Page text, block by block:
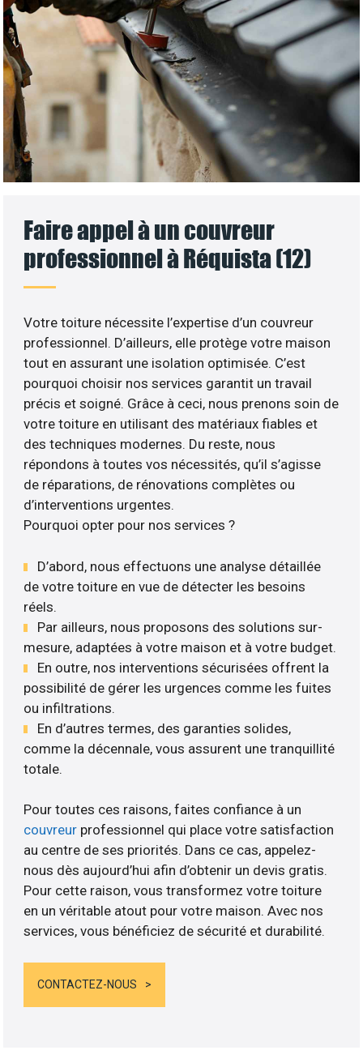
Faire appel à un couvreur
professionnel à Réquista (12)
Votre toiture nécessite l’expertise d’un couvreur
professionnel. D’ailleurs, elle protège votre maison
tout en assurant une isolation optimisée. C’est
pourquoi choisir nos services garantit un travail
précis et soigné. Grâce à ceci, nous prenons soin de
votre toiture en utilisant des matériaux fiables et
des techniques modernes. Du reste, nous
répondons à toutes vos nécessités, qu’il s’agisse
de réparations, de rénovations complètes ou
d’interventions urgentes.
Pourquoi opter pour nos services ?
D’abord, nous effectuons une analyse détaillée
de votre toiture en vue de détecter les besoins
réels.
Par ailleurs, nous proposons des solutions sur-
mesure, adaptées à votre maison et à votre budget.
En outre, nos interventions sécurisées offrent la
possibilité de gérer les urgences comme les fuites
ou infiltrations.
En d’autres termes, des garanties solides,
comme la décennale, vous assurent une tranquillité
totale.
Pour toutes ces raisons, faites confiance à un
couvreur professionnel qui place votre satisfaction
au centre de ses priorités. Dans ce cas, appelez-
nous dès aujourd’hui afin d’obtenir un devis gratis.
Pour cette raison, vous transformez votre toiture
en un véritable atout pour votre maison. Avec nos
services, vous bénéficiez de sécurité et durabilité.
CONTACTEZ-NOUS